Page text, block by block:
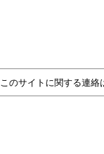
このサイトに関する連絡